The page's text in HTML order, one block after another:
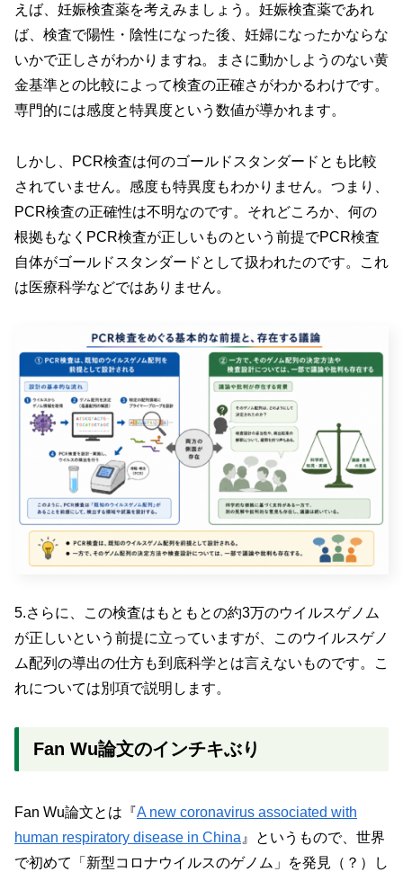
えば、妊娠検査薬を考えみましょう。妊娠検査薬であれ
ば、検査で陽性・陰性になった後、妊婦になったかならな
いかで正しさがわかりますね。まさに動かしようのない黄
金基準との比較によって検査の正確さがわかるわけです。
専門的には感度と特異度という数値が導かれます。
しかし、PCR検査は何のゴールドスタンダードとも比較
されていません。感度も特異度もわかりません。つまり、
PCR検査の正確性は不明なのです。それどころか、何の
根拠もなくPCR検査が正しいものという前提でPCR検査
自体がゴールドスタンダードとして扱われたのです。これ
は医療科学などではありません。
5.さらに、この検査はもともとの約3万のウイルスゲノム
が正しいという前提に立っていますが、このウイルスゲノ
ム配列の導出の仕方も到底科学とは言えないものです。こ
れについては別項で説明します。
Fan Wu論文のインチキぶり
Fan Wu論文とは『 A new coronavirus associated with
human respiratory disease in China』というもので、世界
で初めて「新型コロナウイルスのゲノム」を発見（？）し